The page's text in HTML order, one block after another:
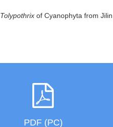
Tolypothrix of Cyanophyta from
PDF (PC)